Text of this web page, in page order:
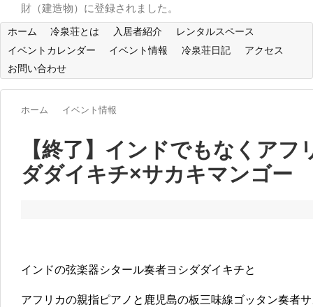
財（建造物）に登録されました。
ホーム 冷泉荘とは 入居者紹介
レンタルスペース
イベントカレンダー
イベント情報 冷泉荘日記
アクセス
お問い合わせ
ホーム イベント情報
【終了】インドでもなくア
ダダイキチ×サカキマンゴー
インドの弦楽器シタール奏者ヨシダダイキチと
アフリカの親指ピアノと鹿児島の板三味線ゴッタン奏者